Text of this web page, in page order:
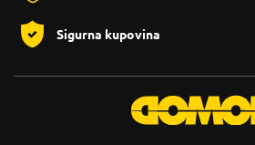
Sigurna kupovina